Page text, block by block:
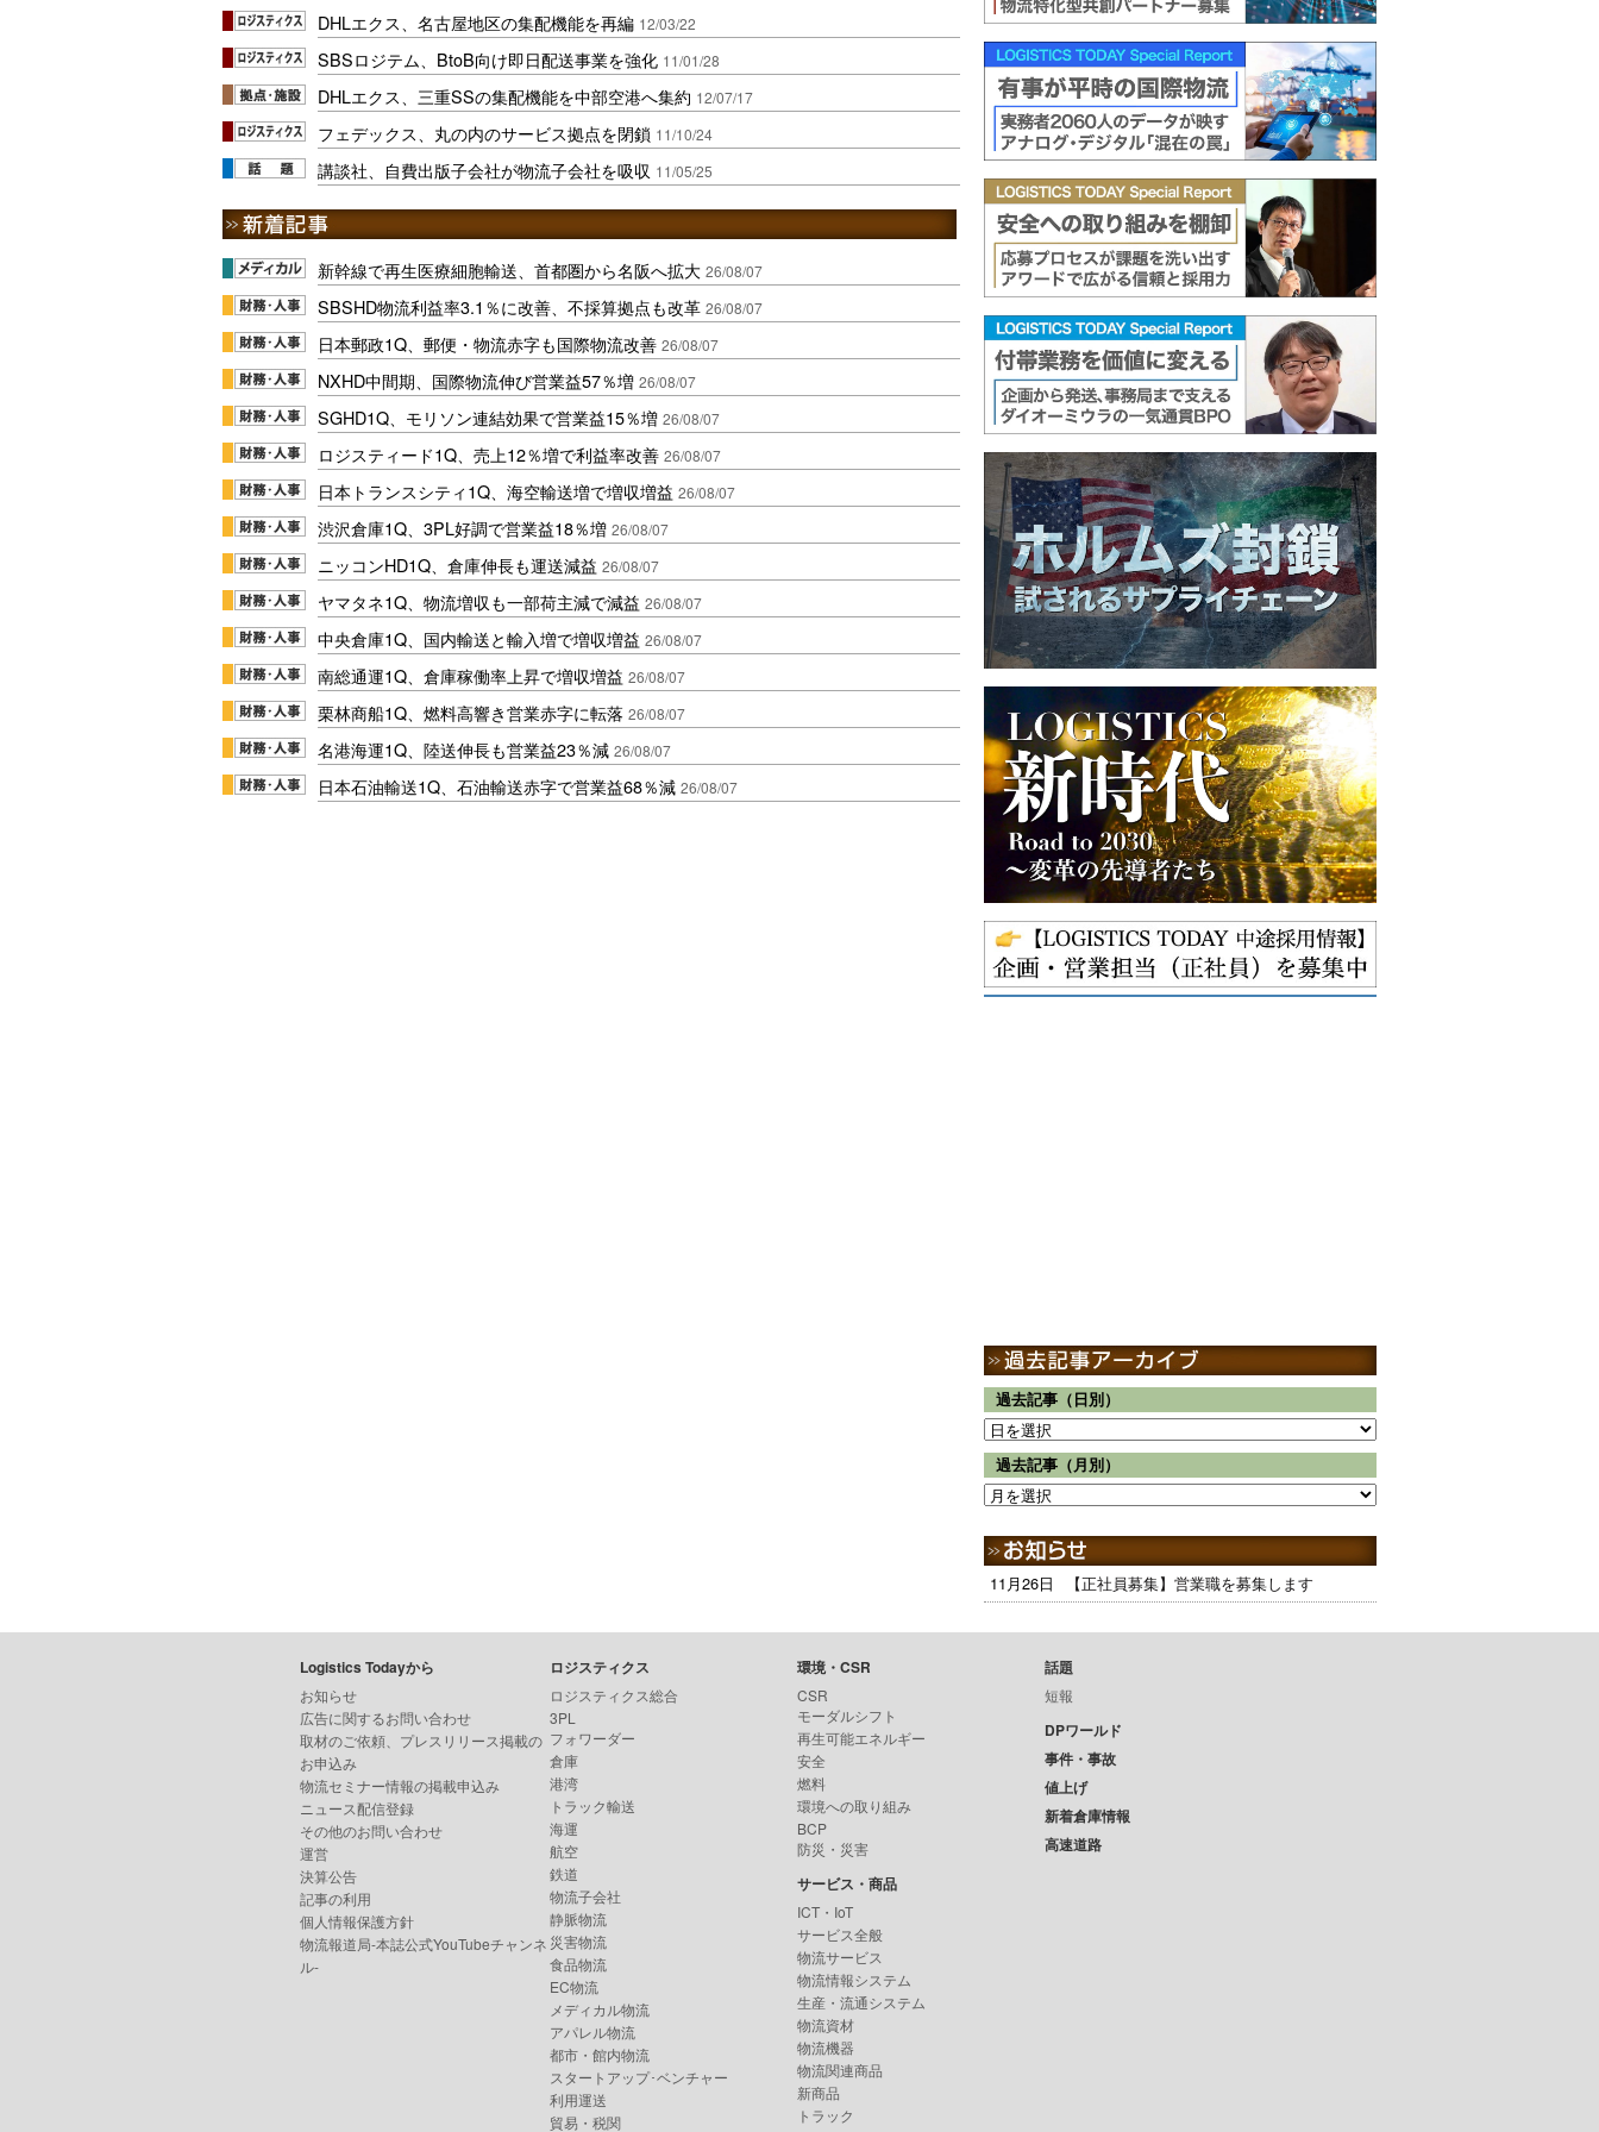
DHLエクス、名古屋地区の集配機能を再編 12/03/22
SBSロジテム、BtoB向け即日配送事業を強化 11/01/28
DHLエクス、三重SSの集配機能を中部空港へ集約 12/07/17
フェデックス、丸の内のサービス拠点を閉鎖 11/10/24
講談社、自費出版子会社が物流子会社を吸収 11/05/25
新幹線で再生医療細胞輸送、首都圏から名阪へ拡大 26/08/07
SBSHD物流利益率3.1％に改善、不採算拠点も改革 26/08/07
日本郵政1Q、郵便・物流赤字も国際物流改善 26/08/07
NXHD中間期、国際物流伸び営業益57％増 26/08/07
SGHD1Q、モリソン連結効果で営業益15％増 26/08/07
ロジスティード1Q、売上12％増で利益率改善 26/08/07
日本トランスシティ1Q、海空輸送増で増収増益 26/08/07
渋沢倉庫1Q、3PL好調で営業益18％増 26/08/07
ニッコンHD1Q、倉庫伸長も運送減益 26/08/07
ヤマタネ1Q、物流増収も一部荷主減で減益 26/08/07
中央倉庫1Q、国内輸送と輸入増で増収増益 26/08/07
南総通運1Q、倉庫稼働率上昇で増収増益 26/08/07
栗林商船1Q、燃料高響き営業赤字に転落 26/08/07
名港海運1Q、陸送伸長も営業益23％減 26/08/07
日本石油輸送1Q、石油輸送赤字で営業益68％減 26/08/07
過去記事（日別）
過去記事（月別）
11月26日 【正社員募集】営業職を募集します
Logistics Todayから
お知らせ
広告に関するお問い合わせ
取材のご依頼、プレスリリース掲載の
お申込み
物流セミナー情報の掲載申込み
ニュース配信登録
その他のお問い合わせ
運営
決算公告
記事の利用
個人情報保護方針
物流報道局-本誌公式YouTubeチャンネ
ル-
ロジスティクス
ロジスティクス総合
3PL
フォワーダー
倉庫
港湾
トラック輸送
海運
航空
鉄道
物流子会社
静脈物流
災害物流
食品物流
EC物流
メディカル物流
アパレル物流
都市・館内物流
スタートアップ･ベンチャー
利用運送
貿易・税関
環境・CSR
CSR
モーダルシフト
再生可能エネルギー
安全
燃料
環境への取り組み
BCP
防災・災害
サービス・商品
ICT・IoT
サービス全般
物流サービス
物流情報システム
生産・流通システム
物流資材
物流機器
物流関連商品
新商品
トラック
話題
短報
DPワールド
事件・事故
値上げ
新着倉庫情報
高速道路